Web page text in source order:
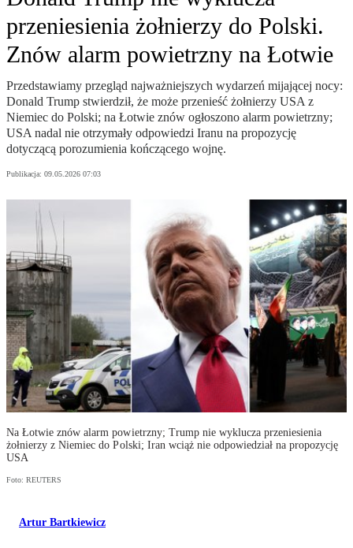
przeniesienia żołnierzy do Polski.
Znów alarm powietrzny na Łotwie
Przedstawiamy przegląd najważniejszych wydarzeń mijającej nocy:
Donald Trump stwierdził, że może przenieść żołnierzy USA z
Niemiec do Polski; na Łotwie znów ogłoszono alarm powietrzny;
USA nadal nie otrzymały odpowiedzi Iranu na propozycję
dotyczącą porozumienia kończącego wojnę.
Publikacja: 09.05.2026 07:03
Na Łotwie znów alarm powietrzny; Trump nie wyklucza przeniesienia
żołnierzy z Niemiec do Polski; Iran wciąż nie odpowiedział na propozycję
USA
Foto: REUTERS
Artur Bartkiewicz